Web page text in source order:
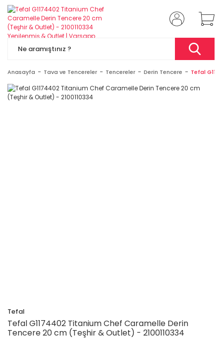
Anasayfa Tava ve Tencereler Tencereler Derin Tencere Tefal
Tefal
Tefal G1174402 Titanium Chef Caramelle Derin
Tencere 20 cm (Teşhir & Outlet) - 2100110334